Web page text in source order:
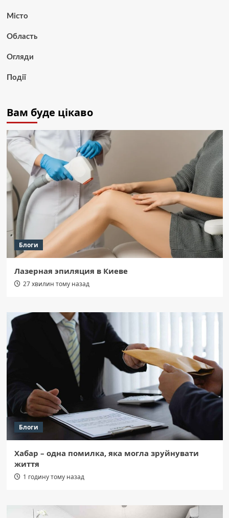
Місто
Область
Огляди
Події
Вам буде цікаво
Блоги
Лазерная эпиляция в Киеве
27 хвилин тому назад
Блоги
Хабар – одна помилка, яка могла зруйнувати
життя
1 годину тому назад